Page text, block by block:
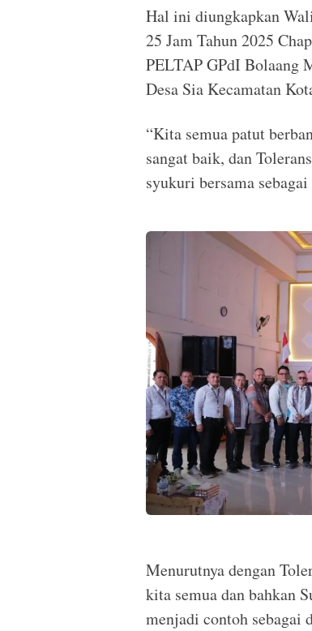
Hal ini diungkapkan
25 Jam Tahun 2025
PELTAP GPdI Bolaang
Desa Sia Kecamatan
“Kita semua patut
sangat baik, dan
syukuri bersama
Menurutnya dengan
kita semua dan bahkan
menjadi contoh